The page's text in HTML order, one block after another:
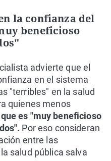
la confianza del
beneficioso
advierte que el
en el sistema
"terribles" en la salud
quienes menos
es "muy beneficioso
Por eso consideran
entre las
salud pública salva